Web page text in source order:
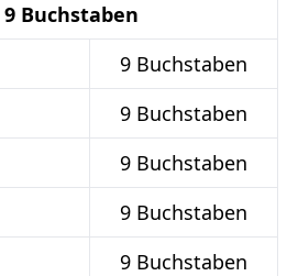
Buchstaben
9 Buchstaben
9 Buchstaben
9 Buchstaben
9 Buchstaben
9 Buchstaben